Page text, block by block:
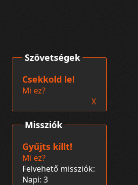
Missziók
Gyűjts killt!
Mi ez?
Felvehető missziók:
Napi: 3
Szövetségek
Csekkold le!
Mi ez?
X